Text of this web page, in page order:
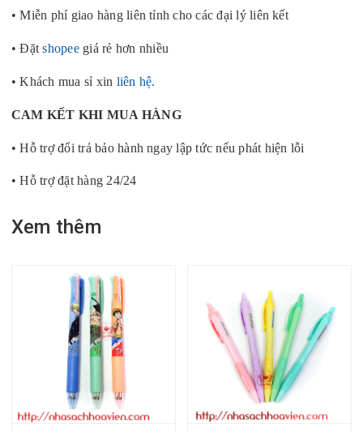
• Miễn phí giao hàng liên tỉnh cho các đại lý liên kết
• Đặtshopeegiá rẻ hơn nhiều
• Khách mua sỉ xin liên hệ.
CAM KẾT KHI MUA HÀNG
• Hỗ trợ đổi trả bảo hành ngay lập tức nếu phát hiện lỗi
• Hỗ trợ đặt hàng 24/24
Xem thêm